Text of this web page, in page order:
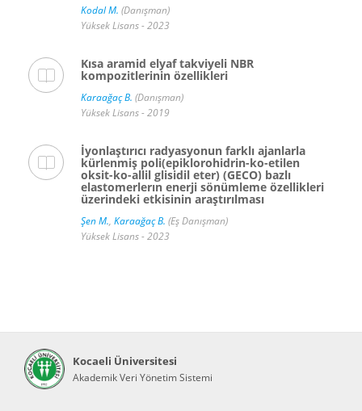
Kodal M. (Danışman)
Yüksek Lisans - 2023
Kısa aramid elyaf takviyeli NBR
kompozitlerinin özellikleri
Karaağaç B. (Danışman)
Yüksek Lisans - 2019
İyonlaştırıcı radyasyonun farklı ajanlarla
kürlenmiş poli(epiklorohidrin-ko-etilen
oksit-ko-allil glisidil eter) (GECO) bazlı
elastomerlerın enerji sönümleme özellikleri
üzerindeki etkisinin araştırılması
Şen M., Karaağaç B. (Eş Danışman)
Yüksek Lisans - 2023
Kocaeli Üniversitesi
Akademik Veri Yönetim Sistemi